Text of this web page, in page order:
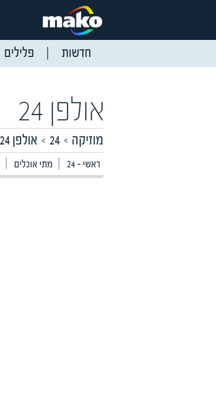
חדשות פלילים
אולפן 24
מוזיקה 24 אולפן 24
24 - ראשי מתי אוכלים